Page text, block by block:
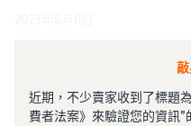
敲
近期，不少賣家收到了標題
費者法案》來驗證您的資訊